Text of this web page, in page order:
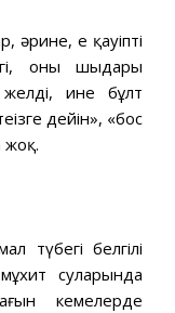
ең қауіпті
оның шыңдары
желді, ине бұлт
дейін», «бос
жоқ.
түбегі белгілі
суларында
кемелерде